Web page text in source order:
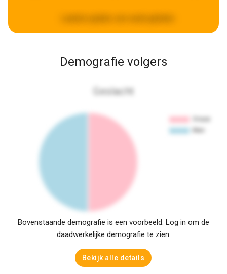
Demografie volgers
Geslacht
Bovenstaande demografie is een voorbeeld. Log in om de
daadwerkelijke demografie te zien.
Bekijk alle details